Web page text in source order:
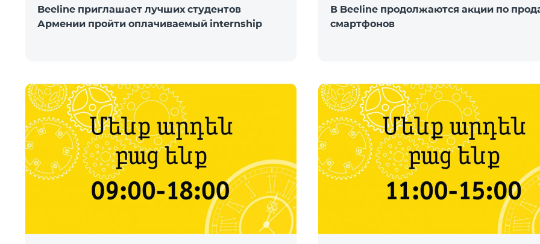
Beeline приглашает лучших студентов
Армении пройти оплачиваемый internship
В Beeline продолжаются акции по
смартфонов